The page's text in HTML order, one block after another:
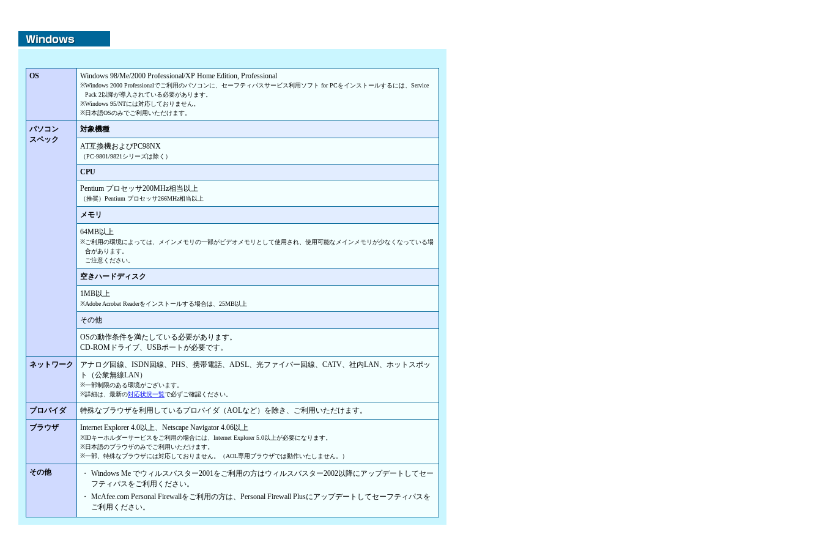
OS Windows 98/Me/2000 Professional/XP Home Edition, Professional
※Windows 2000 Professionalでご利用のパソコンに、セーフティパスサービス利用ソフト for PCをインストールするには、Service
Pack 2以降が導入されている必要があります。
※Windows 95/NTには対応しておりません。
※日本語OSのみでご利用いただけます。
パソコン
スペック
対象機種
AT互換機およびPC98NX
（PC-9801/9821シリーズは除く）
CPU
Pentium プロセッサ200MHz相当以上
（推奨）Pentium プロセッサ266MHz相当以上
メモリ
64MB以上
※ご利用の環境によっては、メインメモリの一部がビデオメモリとして使用され、使用可能なメインメモリが少なくなっている場
合があります。
ご注意ください。
空きハードディスク
1MB以上
※Adobe Acrobat Readerをインストールする場合は、25MB以上
その他
OSの動作条件を満たしている必要があります。
CD-ROMドライブ、USBポートが必要です。
ネットワーク
アナログ回線、ISDN回線、PHS、携帯電話、ADSL、光ファイバー回線、CATV、社内LAN、ホットスポッ
ト（公衆無線LAN）
※一部制限のある環境がございます。
※詳細は、最新の対応状況一覧で必ずご確認ください。
プロバイダ
特殊なブラウザを利用しているプロバイダ（AOLなど）を除き、ご利用いただけます。
ブラウザ
Internet Explorer 4.0以上、Netscape Navigator 4.06以上
※IDキーホルダーサービスをご利用の場合には、Internet Explorer 5.0以上が必要になります。
※日本語のブラウザのみでご利用いただけます。
※一部、特殊なブラウザには対応しておりません。（AOL専用ブラウザでは動作いたしません。）
その他 ・
Windows Me でウィルスバスター2001をご利用の方はウィルスバスター2002以降にアップデートしてセー
フティパスをご利用ください。
・
McAfee.com Personal Firewallをご利用の方は、Personal Firewall Plusにアップデートしてセーフティパスを
ご利用ください。